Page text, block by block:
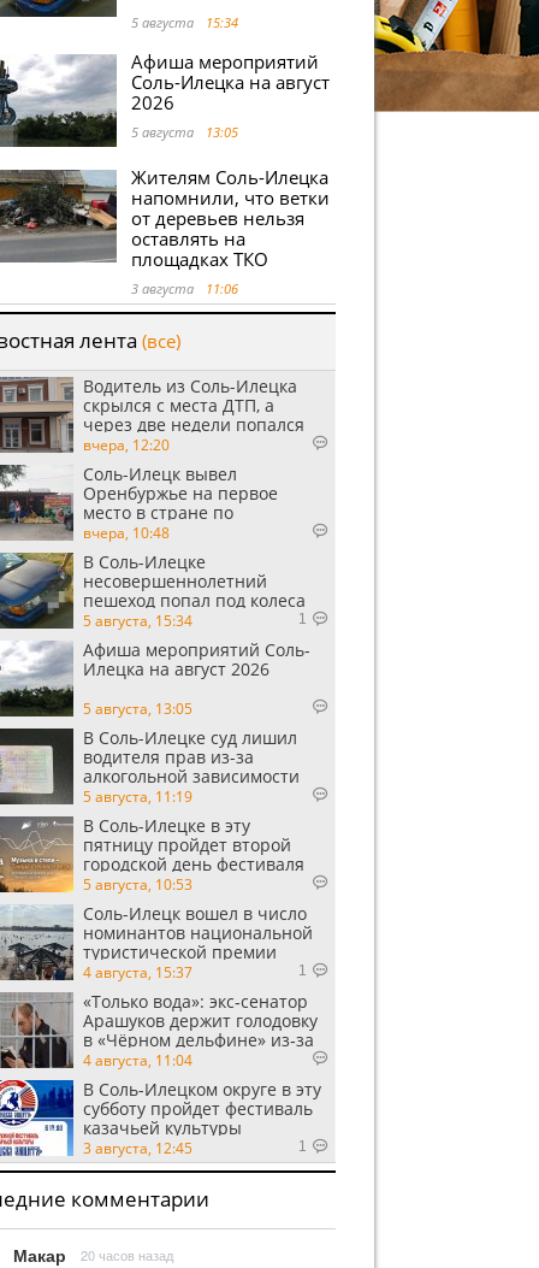
5 августа 15:34
Афиша мероприятий
Соль-Илецка на август
2026
5 августа 13:05
Жителям Соль-Илецка
напомнили, что ветки
от деревьев нельзя
оставлять на
площадках ТКО
3 августа 11:06
лента (все)
Водитель из Соль-Илецка
скрылся с места ДТП, а
через две недели попался
пьяным
вчера, 12:20
Соль-Илецк вывел
Оренбуржье на первое
место в стране по
выращиванию арбузов
вчера, 10:48
В Соль-Илецке
несовершеннолетний
пешеход попал под колеса
автомобиля
5 августа, 15:34 1
Афиша мероприятий Соль-
Илецка на август 2026
5 августа, 13:05
В Соль-Илецке суд лишил
водителя прав из-за
алкогольной зависимости
5 августа, 11:19
В Соль-Илецке в эту
пятницу пройдет второй
городской день фестиваля
«Музыка в степи»
5 августа, 10:53
Соль-Илецк вошел в число
номинантов национальной
туристической премии
Russian Traveler Awards
4 августа, 15:37 1
«Только вода»: экс‑сенатор
Арашуков держит голодовку
в «Чёрном дельфине» из‑за
духоты на рабочем месте
4 августа, 11:04
В Соль-Илецком округе в эту
субботу пройдет фестиваль
казачьей культуры
3 августа, 12:45 1
комментарии
Макар 20 часов назад